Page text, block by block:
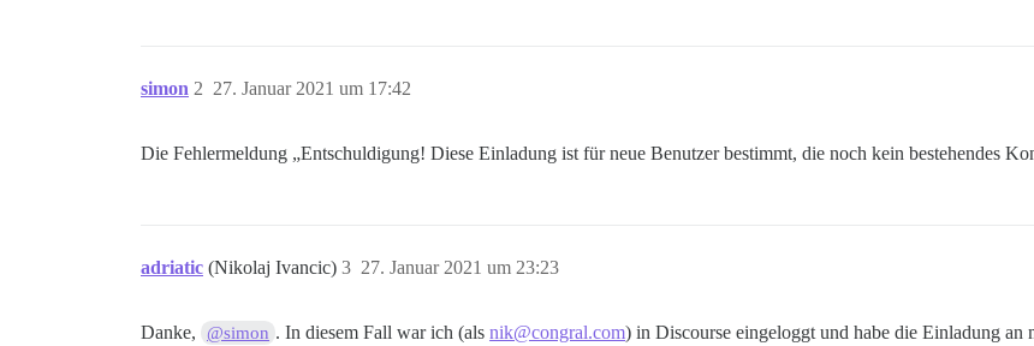
simon 27. Januar 2021 um 17:42
2
Die Fehlermeldung „Entschuldigung! Diese Einladung ist für neue Benutzer bestimmt, die noch kein bestehendes
adriatic (Nikolaj Ivancic) 27. Januar 2021 um 23:23
3
Danke, @simon . In diesem Fall war ich (alsnik@congral.com) in Discourse eingeloggt und habe die Einladung an